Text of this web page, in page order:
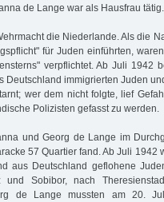
de Lange war als Hausfrau tätig.
die Niederlande. Als die
für Juden einführten,
verpflichtet. Ab Juli 1942
Deutschland immigrierten Juden
wer dem nicht folgte, lief
Polizisten gefasst zu werden.
und Georg de Lange im
57 Quartier fand. Ab Juli 1942
aus Deutschland geflohene
und Sobibor, nach
de Lange mussten am 20.